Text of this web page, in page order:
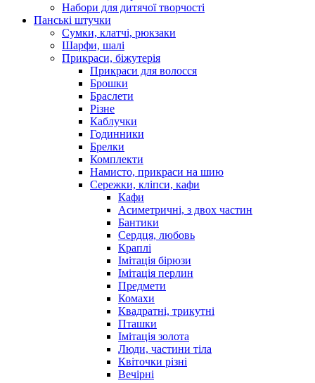
Набори для дитячої творчості
Панські штучки
Сумки, клатчі, рюкзаки
Шарфи, шалі
Прикраси, біжутерія
Прикраси для волосся
Брошки
Браслети
Різне
Каблучки
Годинники
Брелки
Комплекти
Намисто, прикраси на шию
Сережки, кліпси, кафи
Кафи
Асиметричні, з двох частин
Бантики
Сердця, любовь
Краплі
Імітація бірюзи
Імітація перлин
Предмети
Комахи
Квадратні, трикутні
Пташки
Імітація золота
Люди, частини тіла
Квіточки різні
Вечірні